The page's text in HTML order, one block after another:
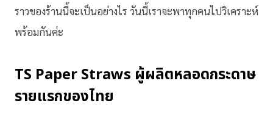
ราวของร้านนี้จะเป็นอย่างไร วันนี้เราจะพาทุกคนไปวิเคราะห์
พร้อมกันค่ะ
TS Paper Straws ผู้ผลิตหลอดกระดาษ
รายแรกของไทย